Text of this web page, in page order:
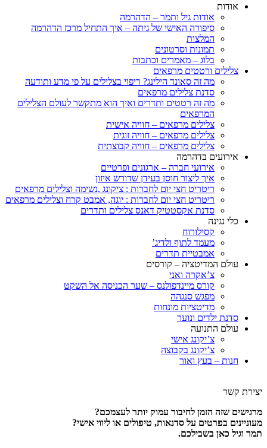
אודות
אודות גיל ותמר – הדהרמה
סיפורה האישי של גיתה – איך התחיל מרכז הדהרמה
המלצות
תמונות וסרטונים
בלוג – מאמרים וכתבות
צלילים ורטטים מרפאים
מה זה סאונד הילינג? ריפוי בצלילים על פי מדע ותודעה
סדנת צלילים מרפאים
מה זה רטטים ותדרים ואיך הוא מתקשר לעולם הצלילים
המרפאים
צלילים מרפאים – חוויה אישית
צלילים מרפאים – חוויה זוגית
צלילים מרפאים – חוויה קבוצתית
אירועים בדהרמה
אירועי חברה – ארגונים ופרטיים
איך ליצור חוסן בעידן שדורש איזון
ריטריט חצי יום לחברות : ציקונג ,נשימה וצלילים מרפאים
ריטריט חצי יום לחברות : יוגה, אמבט קרח וצלילים מרפאים
סדנת אקסטטיק דאנס צלילים ותדרים
כלי נגינה
קסילורוח
מעמד לתוף ולדיג’
אמבטיית תדרים
עולם המדיטציה – קורסים
צ’אקרה ואני
קורס מיינדפולנס – שער הכניסה אל השקט
מפגש סנגהה
מדיטציות מונחות
סדנת ילדים ונוער
עולם התנועה
צ’יקונג אישי
צ’יקונג בקבוצה
חנות – בעץ ואור
יצירת קשר
מרגישים שזה הזמן לחיבור עמוק יותר לעצמכם?
מעוניינים בפרטים על סדנאות, טיפולים או ליווי אישי?
תמר וגיל כאן בשבילכם.